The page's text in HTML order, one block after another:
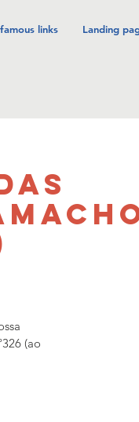
famous links Landing
(ao